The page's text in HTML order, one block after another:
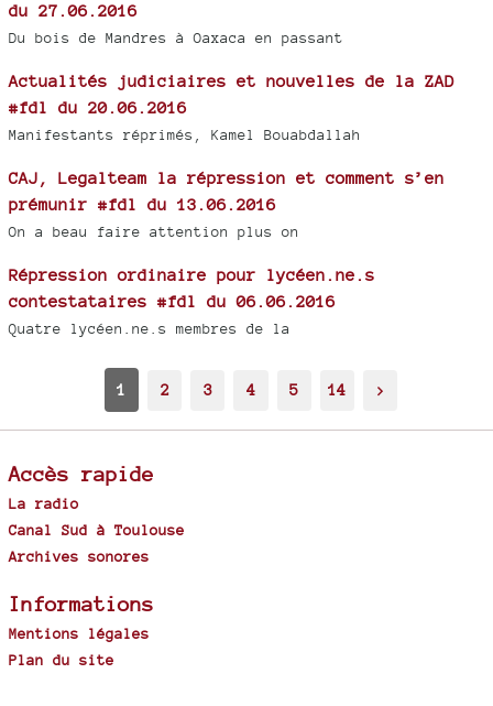
du 27.06.2016
Du bois de Mandres à Oaxaca en passant
Actualités judiciaires et nouvelles de la ZAD
#fdl du 20.06.2016
Manifestants réprimés, Kamel Bouabdallah
CAJ, Legalteam la répression et comment s’en
prémunir #fdl du 13.06.2016
On a beau faire attention plus on
Répression ordinaire pour lycéen.ne.s
contestataires #fdl du 06.06.2016
Quatre lycéen.ne.s membres de la
1 2 3 4 5 14 >
Accès rapide
La radio
Canal Sud à Toulouse
Archives sonores
Informations
Mentions légales
Plan du site